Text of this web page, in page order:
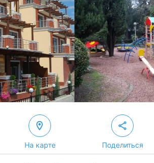
На карте Поделиться